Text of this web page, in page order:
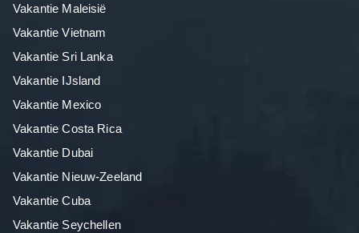
Vakantie Maleisië
Vakantie Vietnam
Vakantie Sri Lanka
Vakantie IJsland
Vakantie Mexico
Vakantie Costa Rica
Vakantie Dubai
Vakantie Nieuw-Zeeland
Vakantie Cuba
Vakantie Seychellen